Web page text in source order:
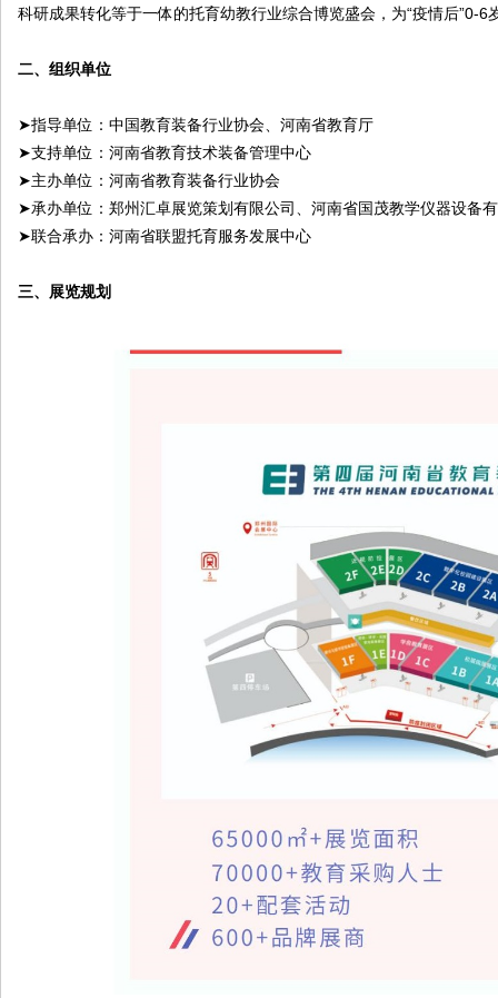
科研成果转化等于一体的托育幼教行业综合博览盛会，为“疫情后”0-6
二、组织单位
➤指导单位：中国教育装备行业协会、河南省教育厅
➤支持单位：河南省教育技术装备管理中心
➤主办单位：河南省教育装备行业协会
➤承办单位：郑州汇卓展览策划有限公司、河南省国茂教学仪器设备
➤联合承办：河南省联盟托育服务发展中心
三、展览规划